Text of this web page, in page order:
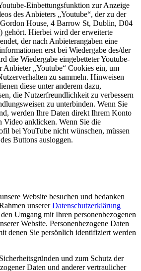
Einbettungsfunktion zur Anzeige
des Anbieters „Youtube“, der zu der
House, 4 Barrow St, Dublin, D04
gehört. Hierbei wird der erweiterte
der nach Anbieterangaben eine
erst bei Wiedergabe des/der
die Wiedergabe eingebetteter Youtube-
Anbieter „Youtube“ Cookies ein, um
zu sammeln. Hinweisen
diese unter anderem dazu,
die Nutzerfreundlichkeit zu verbessern
zu unterbinden. Wenn Sie
werden Ihre Daten direkt Ihrem Konto
Video anklicken. Wenn Sie die
bei YouTube nicht wünschen, müssen
Buttons ausloggen.
Website besuchen und bedanken
unsererDatenschutzerklärung
Umgang mit Ihren personenbezogenen
Website. Personenbezogene Daten
denen Sie persönlich identifiziert werden
und zum Schutz der
Daten und anderer vertraulicher